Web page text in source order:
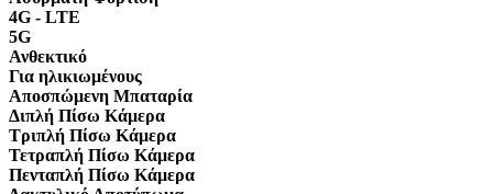
4G - LTE
5G
Ανθεκτικό
Για ηλικιωμένους
Αποσπώμενη Μπαταρία
Διπλή Πίσω Κάμερα
Τριπλή Πίσω Κάμερα
Τετραπλή Πίσω Κάμερα
Πενταπλή Πίσω Κάμερα